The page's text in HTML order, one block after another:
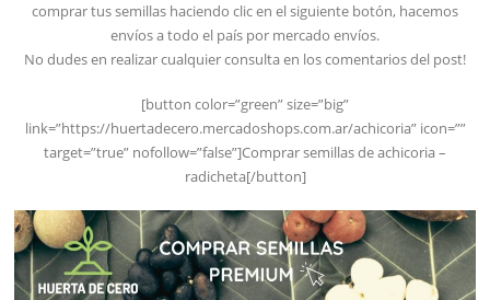
comprar tus semillas haciendo clic en el siguiente botón, hacemos
envíos a todo el país por mercado envíos.
No dudes en realizar cualquier consulta en los comentarios del post!
[button color=”green” size=”big”
link=”https://huertadecero.mercadoshops.com.ar/achicoria” icon=””
target=”true” nofollow=”false”]Comprar semillas de achicoria –
radicheta[/button]